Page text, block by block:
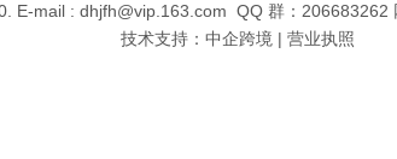
E-mail : dhjfh@vip.163.com QQ 群：206683262
技术支持： 中企跨境| 营业执照